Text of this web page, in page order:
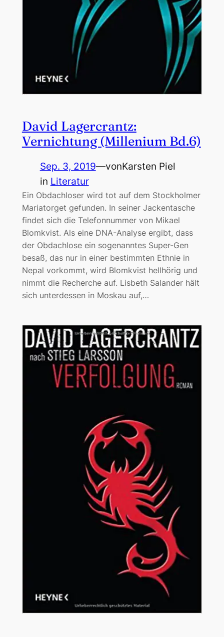
David Lagercrantz:
Vernichtung (Millenium Bd.6)
Sep. 3, 2019—vonKarsten Piel
in Literatur
Ein Obdachloser wird tot auf dem Stockholmer
Mariatorget gefunden. In seiner Jackentasche
findet sich die Telefonnummer von Mikael
Blomkvist. Als eine DNA-Analyse ergibt, dass
der Obdachlose ein sogenanntes Super-Gen
besaß, das nur in einer bestimmten Ethnie in
Nepal vorkommt, wird Blomkvist hellhörig und
nimmt die Recherche auf. Lisbeth Salander hält
sich unterdessen in Moskau auf,…